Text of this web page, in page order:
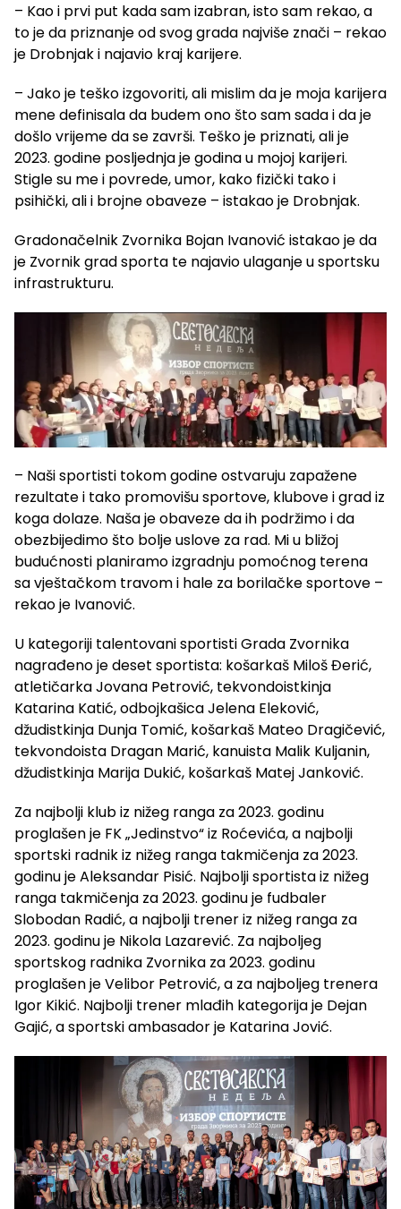
– Kao i prvi put kada sam izabran, isto sam rekao, a
to je da priznanje od svog grada najviše znači – rekao
je Drobnjak i najavio kraj karijere.
– Jako je teško izgovoriti, ali mislim da je moja karijera
mene definisala da budem ono što sam sada i da je
došlo vrijeme da se završi. Teško je priznati, ali je
2023. godine posljednja je godina u mojoj karijeri.
Stigle su me i povrede, umor, kako fizički tako i
psihički, ali i brojne obaveze – istakao je Drobnjak.
Gradonačelnik Zvornika Bojan Ivanović istakao je da
je Zvornik grad sporta te najavio ulaganje u sportsku
infrastrukturu.
– Naši sportisti tokom godine ostvaruju zapažene
rezultate i tako promovišu sportove, klubove i grad iz
koga dolaze. Naša je obaveze da ih podržimo i da
obezbijedimo što bolje uslove za rad. Mi u bližoj
budućnosti planiramo izgradnju pomoćnog terena
sa vještačkom travom i hale za borilačke sportove –
rekao je Ivanović.
U kategoriji talentovani sportisti Grada Zvornika
nagrađeno je deset sportista: košarkaš Miloš Đerić,
atletičarka Jovana Petrović, tekvondoistkinja
Katarina Katić, odbojkašica Jelena Eleković,
džudistkinja Dunja Tomić, košarkaš Mateo Dragičević,
tekvondoista Dragan Marić, kanuista Malik Kuljanin,
džudistkinja Marija Dukić, košarkaš Matej Janković.
Za najbolji klub iz nižeg ranga za 2023. godinu
proglašen je FK „Jedinstvo“ iz Roćevića, a najbolji
sportski radnik iz nižeg ranga takmičenja za 2023.
godinu je Aleksandar Pisić. Najbolji sportista iz nižeg
ranga takmičenja za 2023. godinu je fudbaler
Slobodan Radić, a najbolji trener iz nižeg ranga za
2023. godinu je Nikola Lazarević. Za najboljeg
sportskog radnika Zvornika za 2023. godinu
proglašen je Velibor Petrović, a za najboljeg trenera
Igor Kikić. Najbolji trener mlađih kategorija je Dejan
Gajić, a sportski ambasador je Katarina Jović.